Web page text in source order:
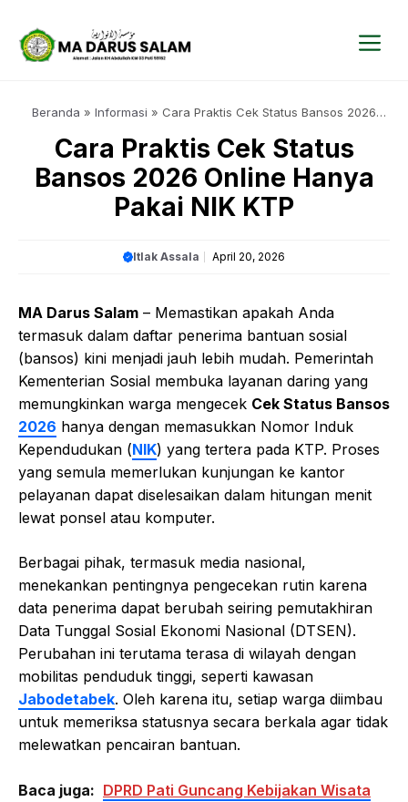
Beranda » Informasi » Cara Praktis Cek Status Bansos 2026
Cara Praktis Cek Status
Bansos 2026 Online Hanya
Pakai NIK KTP
Itlak Assala April 20, 2026
MA Darus Salam – Memastikan apakah Anda
termasuk dalam daftar penerima bantuan sosial
(bansos) kini menjadi jauh lebih mudah. Pemerintah
Kementerian Sosial membuka layanan daring yang
memungkinkan warga mengecek Cek Status Bansos
2026 hanya dengan memasukkan Nomor Induk
Kependudukan (NIK) yang tertera pada KTP. Proses
yang semula memerlukan kunjungan ke kantor
pelayanan dapat diselesaikan dalam hitungan menit
lewat ponsel atau komputer.
Berbagai pihak, termasuk media nasional,
menekankan pentingnya pengecekan rutin karena
data penerima dapat berubah seiring pemutakhiran
Data Tunggal Sosial Ekonomi Nasional (DTSEN).
Perubahan ini terutama terasa di wilayah dengan
mobilitas penduduk tinggi, seperti kawasan
Jabodetabek. Oleh karena itu, setiap warga diimbau
untuk memeriksa statusnya secara berkala agar tidak
melewatkan pencairan bantuan.
Baca juga: DPRD Pati Guncang Kebijakan Wisata